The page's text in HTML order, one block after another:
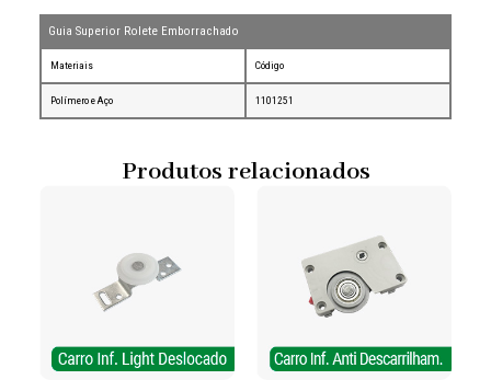
Guia Superior Rolete Emborrachado
Materiais Código
Polímero e Aço 1101251
Produtos relacionados